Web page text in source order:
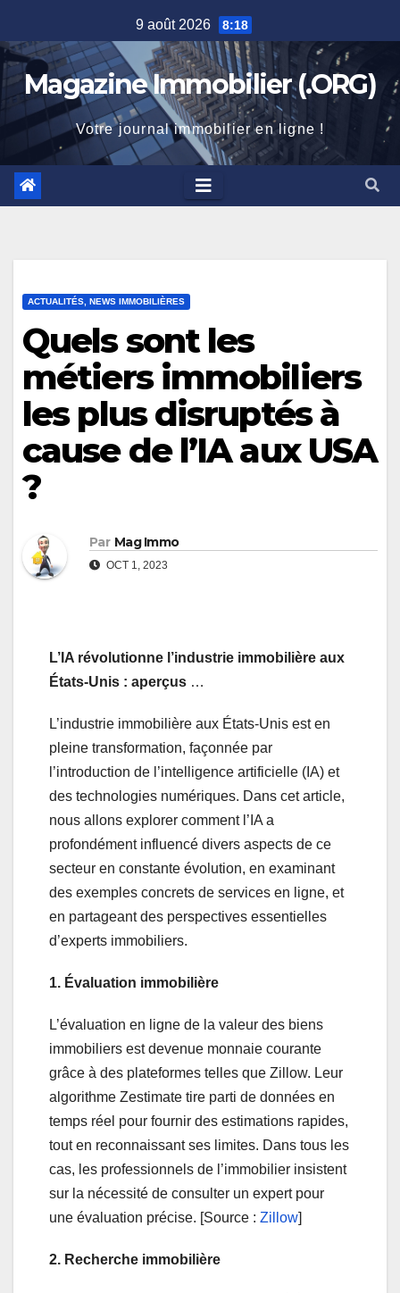
to
content
9 août 2026 8:18
Magazine Immobilier (.ORG)
Votre journal immobilier en ligne !
ACTUALITÉS, NEWS IMMOBILIÈRES
Quels sont les
métiers immobiliers
les plus disruptés à
cause de l’IA aux USA
?
Par Mag Immo
OCT 1, 2023
L’IA révolutionne l’industrie immobilière aux
États-Unis : aperçus …
L’industrie immobilière aux États-Unis est en
pleine transformation, façonnée par
l’introduction de l’intelligence artificielle (IA) et
des technologies numériques. Dans cet article,
nous allons explorer comment l’IA a
profondément influencé divers aspects de ce
secteur en constante évolution, en examinant
des exemples concrets de services en ligne, et
en partageant des perspectives essentielles
d’experts immobiliers.
1. Évaluation immobilière
L’évaluation en ligne de la valeur des biens
immobiliers est devenue monnaie courante
grâce à des plateformes telles que Zillow. Leur
algorithme Zestimate tire parti de données en
temps réel pour fournir des estimations rapides,
tout en reconnaissant ses limites. Dans tous les
cas, les professionnels de l’immobilier insistent
sur la nécessité de consulter un expert pour
une évaluation précise. [Source : Zillow]
2. Recherche immobilière